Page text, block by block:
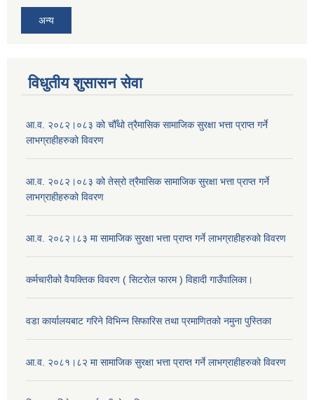
अन्य
विधुतीय शुसासन सेवा
आ.व. २०८२।०८३ को चौँथो त्रैमासिक सामाजिक सुरक्षा भत्ता प्राप्त गर्ने
लाभग्राहीहरुको विवरण
आ.व. २०८२।०८३ को तेस्रो त्रैमासिक सामाजिक सुरक्षा भत्ता प्राप्त गर्ने
लाभग्राहीहरुको विवरण
आ.व. २०८२।८३ मा सामाजिक सुरक्षा भत्ता प्राप्त गर्ने लाभग्राहीहरुको विवरण
कर्मचारीको वैयक्तिक विवरण ( सिटरोल फारम ) विहादी गाउँपालिका।
वडा कार्यालयबाट गरिने विभिन्न सिफारिस तथा प्रमाणितको नमुना पुस्तिका
आ.व. २०८१।८२ मा सामाजिक सुरक्षा भत्ता प्राप्त गर्ने लाभग्राहीहरुको विवरण